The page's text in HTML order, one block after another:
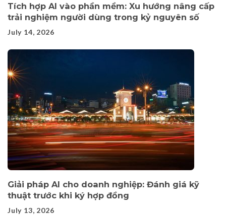
Tích hợp AI vào phần mềm: Xu hướng nâng cấp
trải nghiệm người dùng trong kỷ nguyên số
July 14, 2026
Giải pháp AI cho doanh nghiệp: Đánh giá kỹ
thuật trước khi ký hợp đồng
July 13, 2026